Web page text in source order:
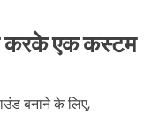
एक कस्टम
बनाने के लिए,